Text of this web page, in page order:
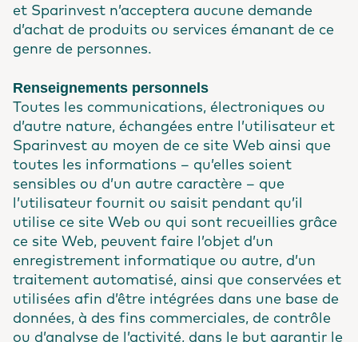
et Sparinvest n’acceptera aucune demande
d’achat de produits ou services émanant de ce
genre de personnes.
Renseignements personnels
Toutes les communications, électroniques ou
d’autre nature, échangées entre l’utilisateur et
Sparinvest au moyen de ce site Web ainsi que
toutes les informations – qu’elles soient
sensibles ou d’un autre caractère – que
l’utilisateur fournit ou saisit pendant qu’il
utilise ce site Web ou qui sont recueillies grâce
ce site Web, peuvent faire l’objet d’un
enregistrement informatique ou autre, d’un
traitement automatisé, ainsi que conservées et
utilisées afin d’être intégrées dans une base de
données, à des fins commerciales, de contrôle
ou d’analyse de l’activité, dans le but garantir le